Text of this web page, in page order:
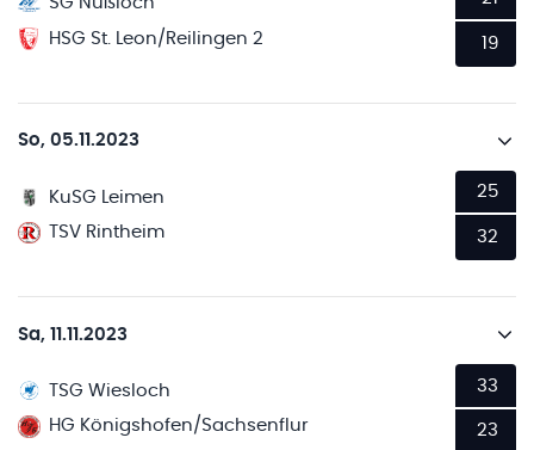
HSG St. Leon/Reilingen 2
19
So, 05.11.2023
KuSG Leimen
TSV Rintheim
25
32
Sa, 11.11.2023
TSG Wiesloch
HG Königshofen/Sachsenflur
33
23